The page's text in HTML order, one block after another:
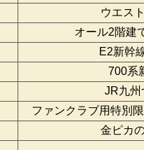
ウエス
オール2階建
E2新幹
700系
JR九州
ファンクラブ用特別
金ピカ